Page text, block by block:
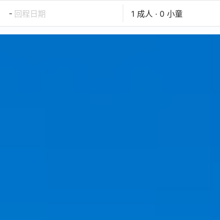
- 回程日期 1 成人 · 0 小童